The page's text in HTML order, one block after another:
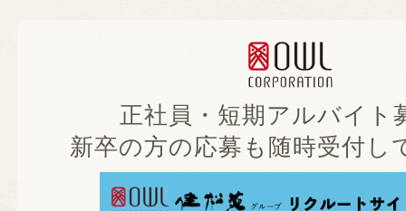
正社員・短期アルバイト
新卒の方の応募も随時受付し